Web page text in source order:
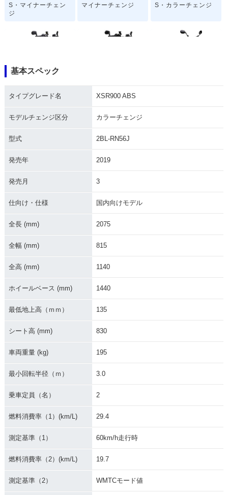
S・マイナーチェン
ジ
マイナーチェンジ
S・カラーチェンジ
S・フルモデルチェ
2020年 XSR900
2019年 XSR900 AB
2018年 XSR900 AB
2017年 XSR900・
新登場
基本スペック
タイプグレード名 XSR900 ABS
モデルチェンジ区分 カラーチェンジ
型式 2BL-RN56J
発売年 2019
発売月 3
仕向け・仕様 国内向けモデル
全長 (mm) 2075
全幅 (mm) 815
全高 (mm) 1140
ホイールベース (mm) 1440
最低地上高（ｍｍ） 135
シート高 (mm) 830
車両重量 (kg) 195
最小回転半径（ｍ） 3.0
乗車定員（名） 2
燃料消費率（1）(km/L) 29.4
測定基準（1） 60km/h走行時
燃料消費率（2）(km/L) 19.7
測定基準（2） WMTCモード値